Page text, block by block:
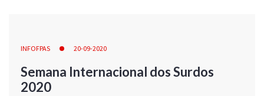
INFOFPAS 20-09-2020
Semana Internacional dos Surdos
2020